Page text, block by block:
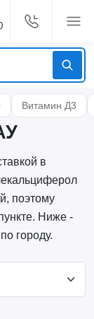
Витамин Д3
в
поэтому
Ниже -
городу.